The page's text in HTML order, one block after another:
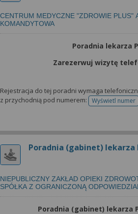
CENTRUM MEDYCZNE "ZDROWIE PLUS"
KOMANDYTOWA
Poradnia lekarza
Zarezerwuj wizytę
Rejestracja do tej poradni wymaga
z przychodnią pod numerem:
Wyświetl numer
telefonu
Poradnia (gabinet) lekarza
NIEPUBLICZNY ZAKŁAD OPIEKI
SPÓŁKA Z OGRANICZONĄ
Poradnia (gabinet) lekarza